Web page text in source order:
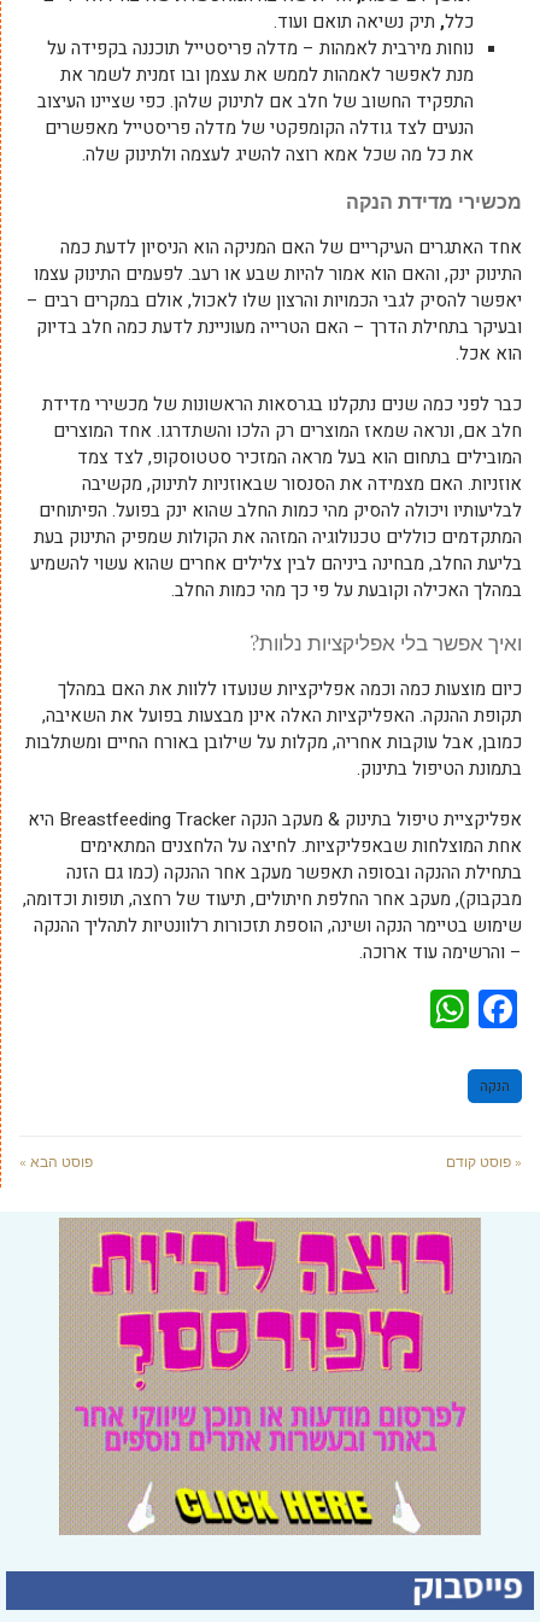
כלל, תיק נשיאה תואם ועוד.
נוחות מירבית לאמהות – מדלה פריסטייל תוכננה בקפידה על
מנת לאפשר לאמהות לממש את עצמן ובו זמנית לשמר את
התפקיד החשוב של חלב אם לתינוק שלהן. כפי שציינו העיצוב
הנעים לצד גודלה הקומפקטי של מדלה פריסטייל מאפשרים
את כל מה שכל אמא רוצה להשיג לעצמה ולתינוק שלה.
מכשירי מדידת הנקה
אחד האתגרים העיקריים של האם המניקה הוא הניסיון לדעת כמה
התינוק ינק, והאם הוא אמור להיות שבע או רעב. לפעמים התינוק עצמו
יאפשר להסיק לגבי הכמויות והרצון שלו לאכול, אולם במקרים רבים –
ובעיקר בתחילת הדרך – האם הטרייה מעוניינת לדעת כמה חלב בדיוק
הוא אכל.
כבר לפני כמה שנים נתקלנו בגרסאות הראשונות של מכשירי מדידת
חלב אם, ונראה שמאז המוצרים רק הלכו והשתדרגו. אחד המוצרים
המובילים בתחום הוא בעל מראה המזכיר סטטוסקופ, לצד צמד
אוזניות. האם מצמידה את הסנסור שבאוזניות לתינוק, מקשיבה
לבליעותיו ויכולה להסיק מהי כמות החלב שהוא ינק בפועל. הפיתוחים
המתקדמים כוללים טכנולוגיה המזהה את הקולות שמפיק התינוק בעת
בליעת החלב, מבחינה ביניהם לבין צלילים אחרים שהוא עשוי להשמיע
במהלך האכילה וקובעת על פי כך מהי כמות החלב.
ואיך אפשר בלי אפליקציות נלוות?
כיום מוצעות כמה וכמה אפליקציות שנועדו ללוות את האם במהלך
תקופת ההנקה. האפליקציות האלה אינן מבצעות בפועל את השאיבה,
כמובן, אבל עוקבות אחריה, מקלות על שילובן באורח החיים ומשתלבות
בתמונת הטיפול בתינוק.
אפליקציית טיפול בתינוק & מעקב הנקה Breastfeeding Tracker היא
אחת המוצלחות שבאפליקציות. לחיצה על הלחצנים המתאימים
בתחילת ההנקה ובסופה תאפשר מעקב אחר ההנקה (כמו גם הזנה
מבקבוק), מעקב אחר החלפת חיתולים, תיעוד של רחצה, תופות וכדומה,
שימוש בטיימר הנקה ושינה, הוספת תזכורות רלוונטיות לתהליך ההנקה
– והרשימה עוד ארוכה.
Facebook
הנקה
« פוסט קודם פוסט הבא »